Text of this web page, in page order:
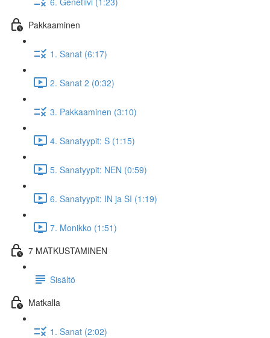
Pakkaaminen
1. Sanat (6:17)
2. Sanat 2 (0:32)
3. Pakkaaminen (3:10)
4. Sanatyypit: S (1:15)
5. Sanatyypit: NEN (0:59)
6. Sanatyypit: IN ja SI (1:19)
7. Monikko (1:51)
7 MATKUSTAMINEN
Sisältö
Matkalla
1. Sanat (2:02)